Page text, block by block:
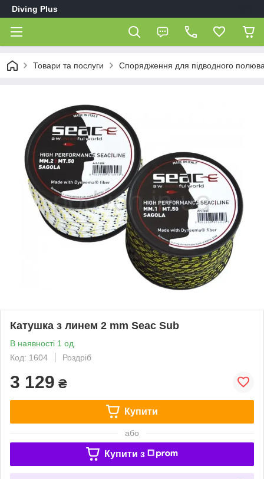
Diving Plus
Товари та послуги Спорядження для підводного
Катушка з линем 2 mm Seac Sub
В наявності 1 од.
Код: 1604
Роздріб
3 129 ₴
Купити
або
Купити з